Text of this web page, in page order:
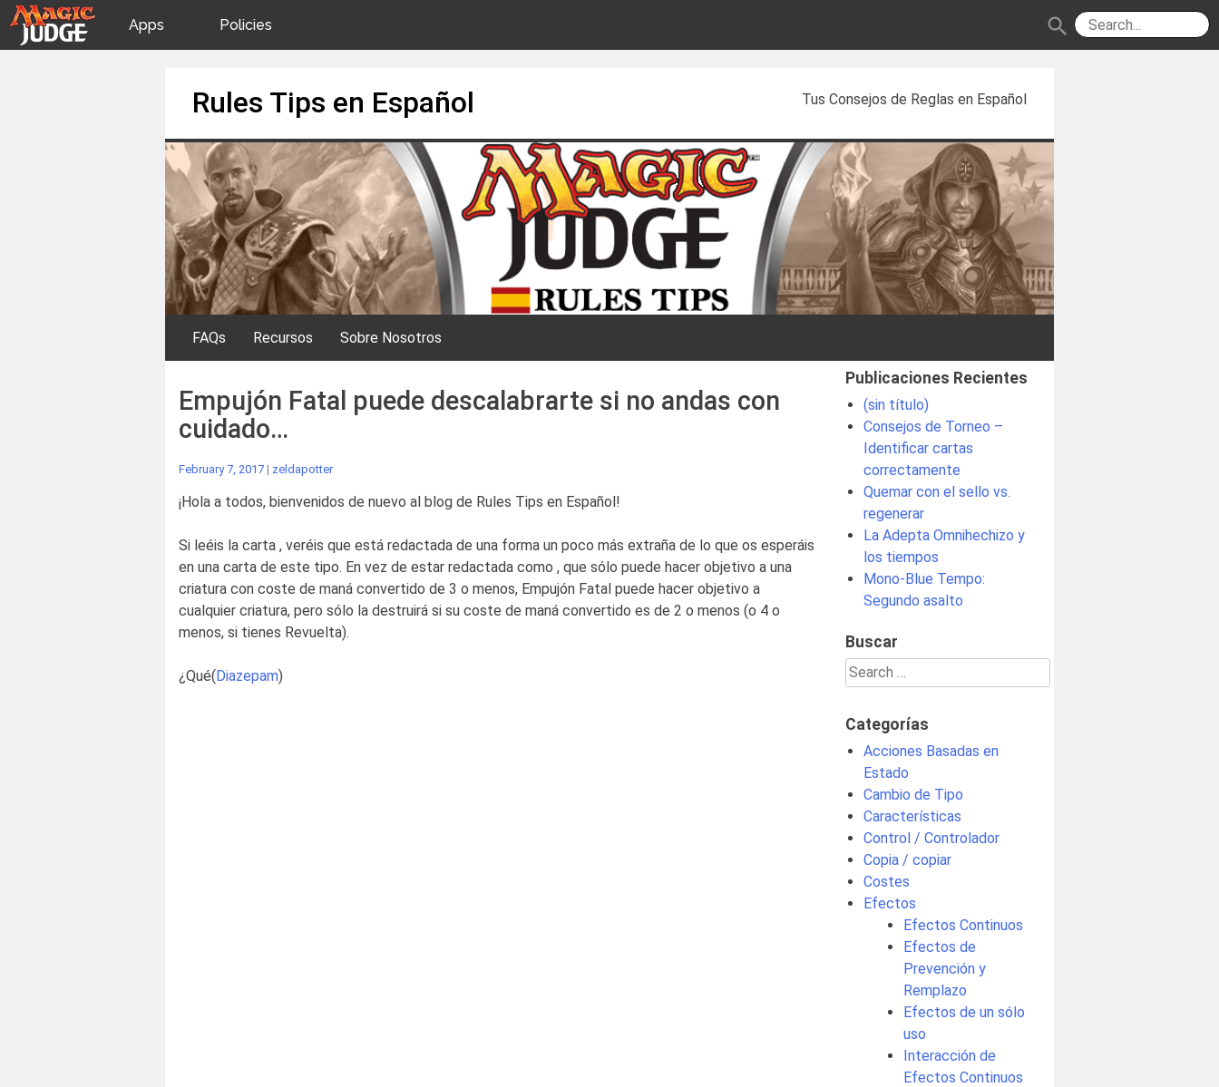
Apps
Judges
Policies search
Rules Tips en Español Tus Consejos de Reglas en Español
FAQs Recursos Sobre Nosotros
Empujón Fatal puede descalabrarte si no andas con
cuidado…
February 7, 2017 | zeldapotter
¡Hola a todos, bienvenidos de nuevo al blog de Rules Tips en Español!
Si leéis la carta , veréis que está redactada de una forma un poco más extraña de lo que os esperáis
en una carta de este tipo. En vez de estar redactada como , que sólo puede hacer objetivo a una
criatura con coste de maná convertido de 3 o menos, Empujón Fatal puede hacer objetivo a
cualquier criatura, pero sólo la destruirá si su coste de maná convertido es de 2 o menos (o 4 o
menos, si tienes Revuelta).
¿Qué( Diazepam)
Publicaciones Recientes
(sin título)
Consejos de Torneo –
Identificar cartas
correctamente
Quemar con el sello vs.
regenerar
La Adepta Omnihechizo y
los tiempos
Mono-Blue Tempo:
Segundo asalto
Buscar
Search
for:
Categorías
Acciones Basadas en
Estado
Cambio de Tipo
Características
Control / Controlador
Copia / copiar
Costes
Efectos
Efectos Continuos
Efectos de
Prevención y
Remplazo
Efectos de un sólo
uso
Interacción de
Efectos Continuos